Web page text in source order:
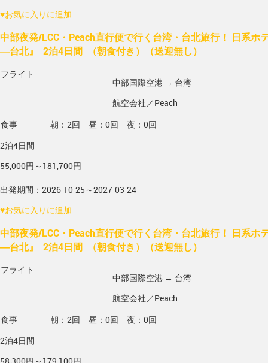
♥お気に入りに追加
中部夜発/LCC・Peach直行便で行く台湾・台北旅行！ 日系ホ
―台北』 2泊4日間 （朝食付き）（送迎無し）
フライト
中部国際空港 → 台湾
航空会社／Peach
食事
朝：2回 昼：0回 夜：0回
2泊4日間
55,000円～181,700円
出発期間：2026-10-25～2027-03-24
♥お気に入りに追加
中部夜発/LCC・Peach直行便で行く台湾・台北旅行！ 日系ホ
―台北』 2泊4日間 （朝食付き）（送迎無し）
フライト
中部国際空港 → 台湾
航空会社／Peach
食事
朝：2回 昼：0回 夜：0回
2泊4日間